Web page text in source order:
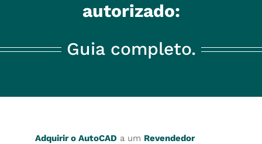
autorizado:
Guia completo.
Adquirir o AutoCAD a um Revendedor